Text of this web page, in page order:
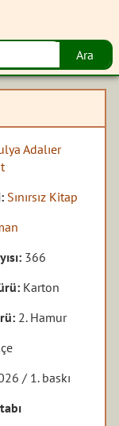
Adalıer
Sınırsız Kitap
366
Karton
2. Hamur
/ 1. baskı